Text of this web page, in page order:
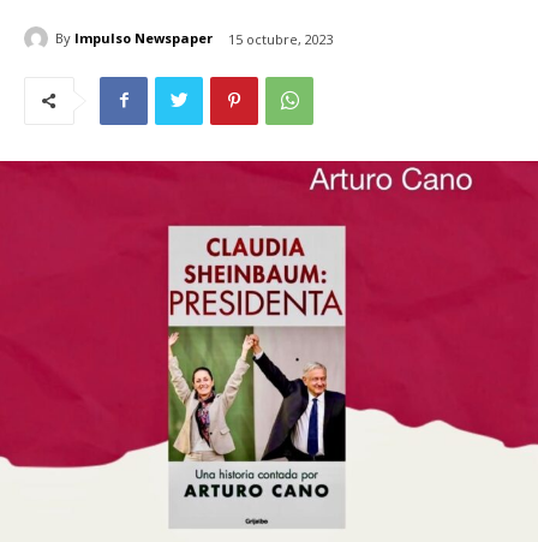
By Impulso Newspaper 15 octubre, 2023